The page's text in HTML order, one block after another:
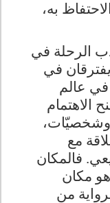
به،
الرحلة في
في
في عالم
الاهتمام
وشخصيّات،
مع
فالمكان
مكان
من